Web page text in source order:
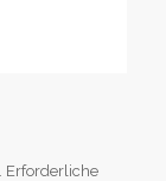
Erforderliche